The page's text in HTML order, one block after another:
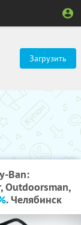
Загрузить
Ban:
Outdoorsman,
. Челябинск